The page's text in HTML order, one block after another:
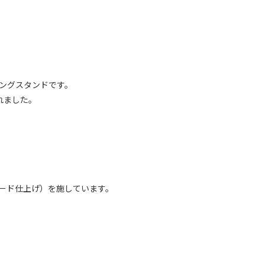
グスタンドです。
した。
仕上げ）を施しています。